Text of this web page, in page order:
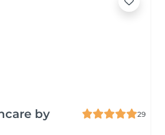
by
29